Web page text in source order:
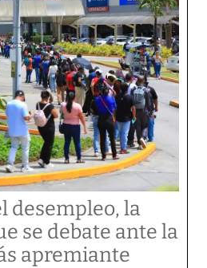
desempleo, la
se debate ante la
apremiante